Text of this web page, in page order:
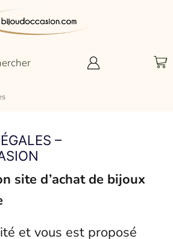
–
site d’achat de bijoux
et vous est proposé